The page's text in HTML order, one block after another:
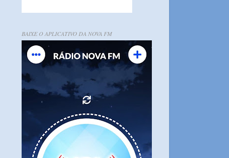
BAIXE O APLICATIVO DA NOVA FM